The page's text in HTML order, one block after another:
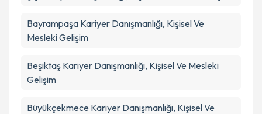
Bayrampaşa Kariyer Danışmanlığı, Kişisel Ve
Mesleki Gelişim
Beşiktaş Kariyer Danışmanlığı, Kişisel Ve Mesleki
Gelişim
Büyükçekmece Kariyer Danışmanlığı, Kişisel Ve